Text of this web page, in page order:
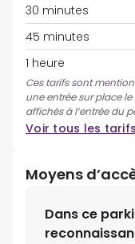
30 minutes
45 minutes
1 heure
Ces tarifs sont
une entrée sur place
affichés à l’entrée du
Voir tous les tarifs
Moyens
Dans ce